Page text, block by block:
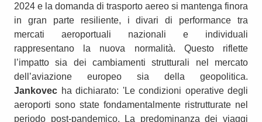
2024 e la domanda di trasporto aereo si mantenga finora
in gran parte resiliente, i divari di performance tra
mercati aeroportuali nazionali e individuali
rappresentano la nuova normalità. Questo riflette
l’impatto sia dei cambiamenti strutturali nel mercato
dell’aviazione europeo sia della geopolitica.
Jankovec ha dichiarato: 'Le condizioni operative degli
aeroporti sono state fondamentalmente ristrutturate nel
periodo post-pandemico. La predominanza dei viaggi